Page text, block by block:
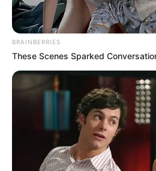
Brasil Ministério da Saúde
Ministério da Saúde adota esquema
contra o HPV.
BRAINBERRIES
These Scenes Sparked